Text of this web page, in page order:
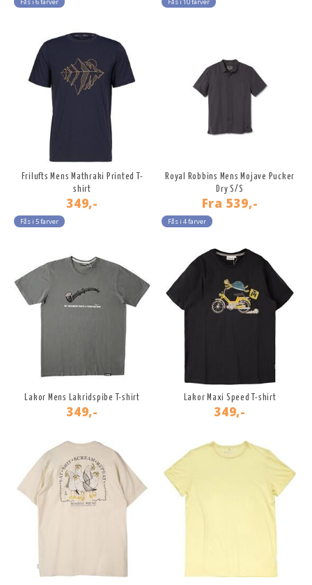
Fås i 6 farver Fås i 10 farver
Frilufts Mens Mathraki Printed T-
shirt
349,-
Fås i 5 farver
Royal Robbins Mens Mojave Pucker
Dry S/S
Fra 539,-
Fås i 4 farver
Lakor Mens Lakridspibe T-shirt
349,-
Lakor Maxi Speed T-shirt
349,-